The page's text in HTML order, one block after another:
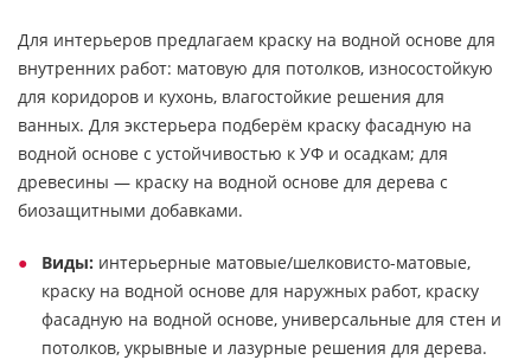
Для интерьеров предлагаем краску на водной основе для
внутренних работ: матовую для потолков, износостойкую
для коридоров и кухонь, влагостойкие решения для
ванных. Для экстерьера подберём краску фасадную на
водной основе с устойчивостью к УФ и осадкам; для
древесины — краску на водной основе для дерева с
биозащитными добавками.
Виды: интерьерные матовые/шелковисто-матовые,
краску на водной основе для наружных работ, краску
фасадную на водной основе, универсальные для стен и
потолков, укрывные и лазурные решения для дерева.